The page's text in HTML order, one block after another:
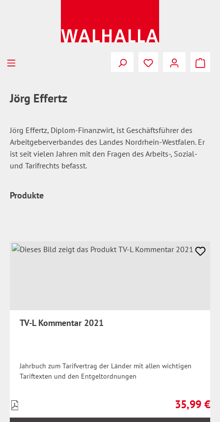
Du hast 0
Jörg Effertz
Jörg Effertz, Diplom-Finanzwirt, ist Geschäftsführer des
Arbeitgeberverbandes des Landes Nordrhein-Westfalen. Er
ist seit vielen Jahren mit den Fragen des Arbeits-, Sozial-
und Tarifrechts befasst.
Produkte
TV-L Kommentar 2021
Jahrbuch zum Tarifvertrag der Länder mit allen wichtigen
Tariftexten und den Entgeltordnungen
Regulärer
35,99 €
Preise
inkl.